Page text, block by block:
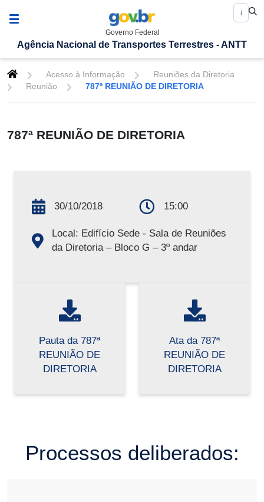
Governo Federal
Agência Nacional de Transportes Terrestres - ANTT
Acesso à Informação
Reuniões da Diretoria
Reunião
787ª REUNIÃO DE DIRETORIA
787ª REUNIÃO DE DIRETORIA
30/10/2018 15:00
Local: Edifício Sede - Sala de Reuniões
da Diretoria – Bloco G – 3º andar
Pauta da 787ª
REUNIÃO DE
DIRETORIA
Ata da 787ª
REUNIÃO DE
DIRETORIA
Processos deliberados: